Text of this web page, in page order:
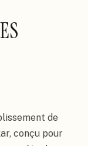
de
conçu pour